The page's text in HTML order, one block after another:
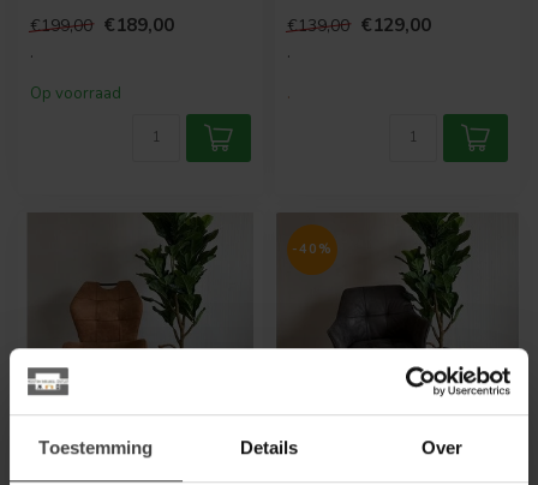
Toestemming Details Over
€199,00 €189,00
.
Op voorraad
€139,00 €129,00
.
.
-40%